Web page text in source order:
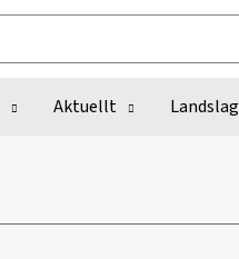
Aktuellt Landslag